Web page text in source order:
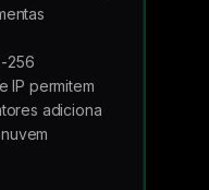
256
IP permitem
adiciona